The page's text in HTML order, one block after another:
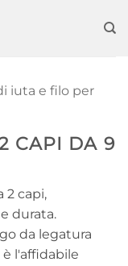
iuta e filo per
CAPI DA 9
2 capi,
durata.
da legatura
l'affidabile